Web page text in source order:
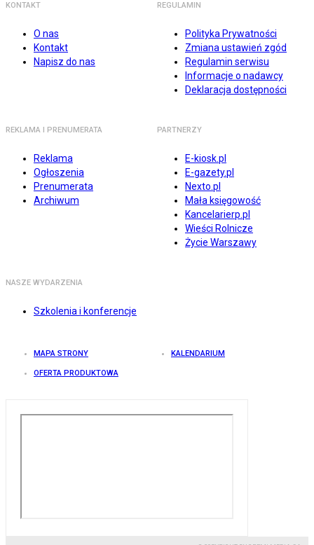
KONTAKT
O nas
Kontakt
Napisz do nas
REGULAMIN
Polityka Prywatności
Zmiana ustawień zgód
Regulamin serwisu
Informacje o nadawcy
Deklaracja dostępności
REKLAMA I PRENUMERATA
Reklama
Ogłoszenia
Prenumerata
Archiwum
PARTNERZY
E-kiosk.pl
E-gazety.pl
Nexto.pl
Mała księgowość
Kancelarierp.pl
Wieści Rolnicze
Życie Warszawy
NASZE WYDARZENIA
Szkolenia i konferencje
MAPA STRONY KALENDARIUM
OFERTA PRODUKTOWA